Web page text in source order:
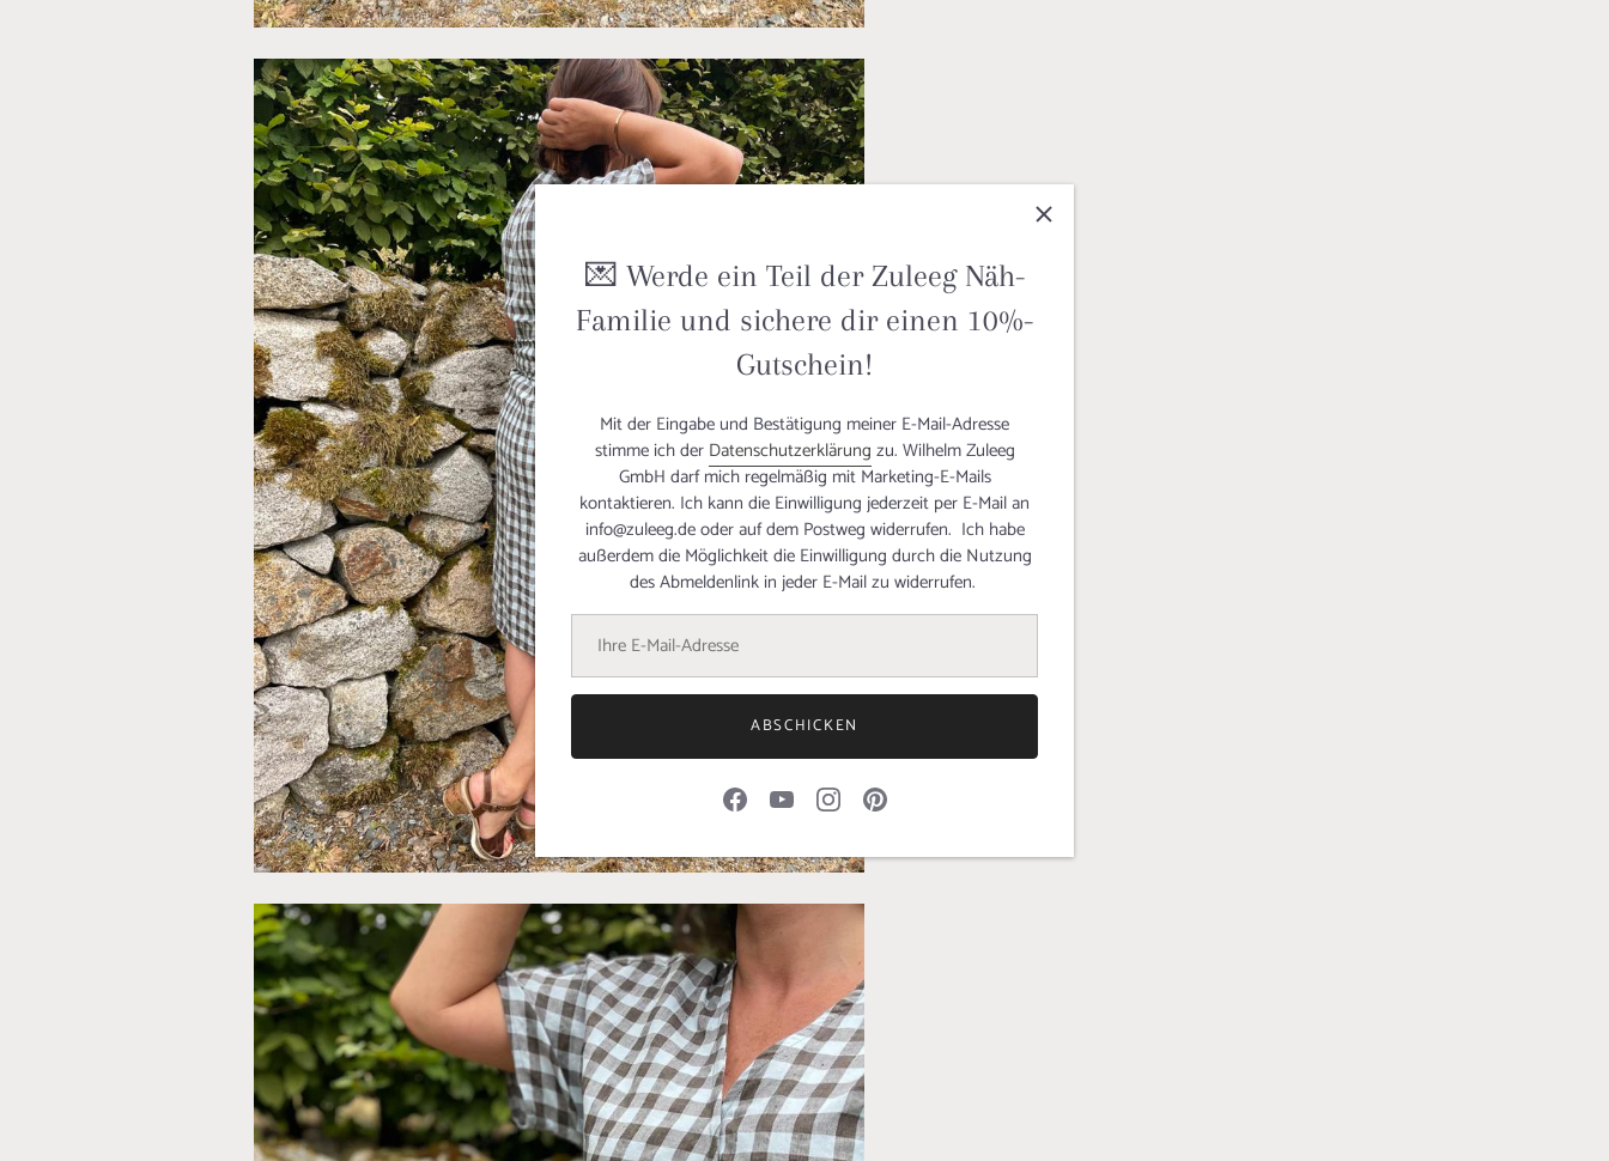
💌 Werde ein Teil der Zuleeg Näh-
Familie und sichere dir einen 10%-
Gutschein!
Mit der Eingabe und Bestätigung meiner E-Mail-Adresse
stimme ich der Datenschutzerklärung zu. Wilhelm Zuleeg
GmbH darf mich regelmäßig mit Marketing-E-Mails
kontaktieren. Ich kann die Einwilligung jederzeit per E-Mail an
info@zuleeg.de oder auf dem Postweg widerrufen. Ich habe
außerdem die Möglichkeit die Einwilligung durch die Nutzung
des Abmeldenlink in jeder E-Mail zu widerrufen.
ABSCHICKEN